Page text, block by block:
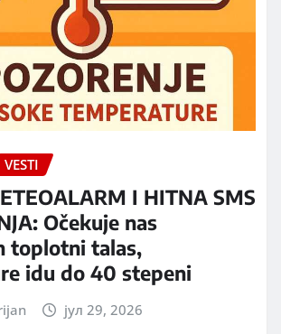
VESTI
I HITNA SMS
Očekuje nas
toplotni talas,
idu do 40 stepeni
јул 29, 2026